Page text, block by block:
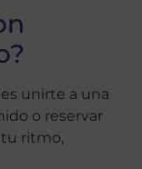
unirte a una
o reservar
ritmo,